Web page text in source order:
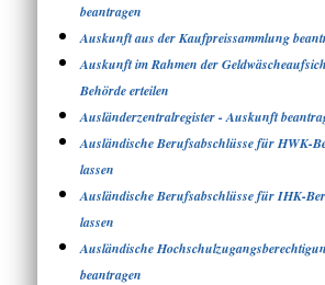
beantragen
Auskunft aus der Kaufpreissammlung
Auskunft im Rahmen der
Behörde erteilen
Ausländerzentralregister - Auskunft
Ausländische Berufsabschlüsse für HWK-
lassen
Ausländische Berufsabschlüsse für IHK-
lassen
Ausländische
beantragen